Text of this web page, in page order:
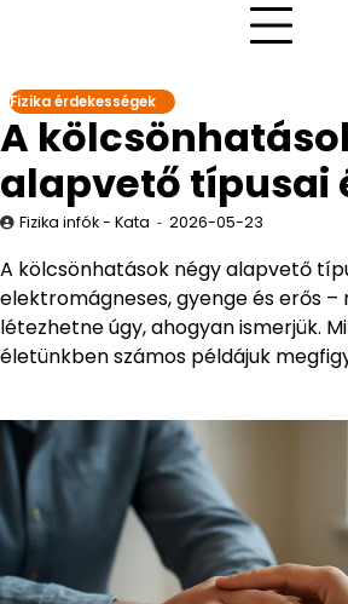
Fizika érdekességek
A
alapvető típusai
Fizika infók - Kata 2026-05-23
A kölcsönhatások négy alapvető
elektromágneses, gyenge és erős –
létezhetne úgy, ahogyan ismerjük.
életünkben számos példájuk